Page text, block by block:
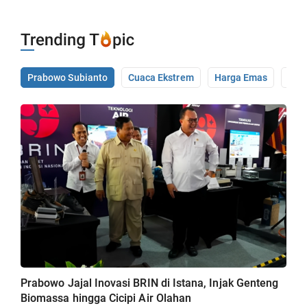
Prabowo Subianto Cuaca Ekstrem Harga Emas
Prabowo Jajal Inovasi BRIN di Istana, Injak Genteng
Biomassa hingga Cicipi Air Olahan